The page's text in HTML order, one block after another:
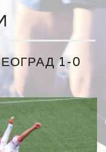
1-0